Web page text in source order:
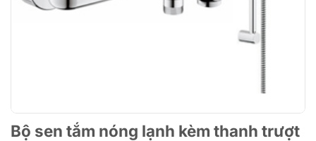
Bộ sen tắm nóng lạnh kèm thanh trượt